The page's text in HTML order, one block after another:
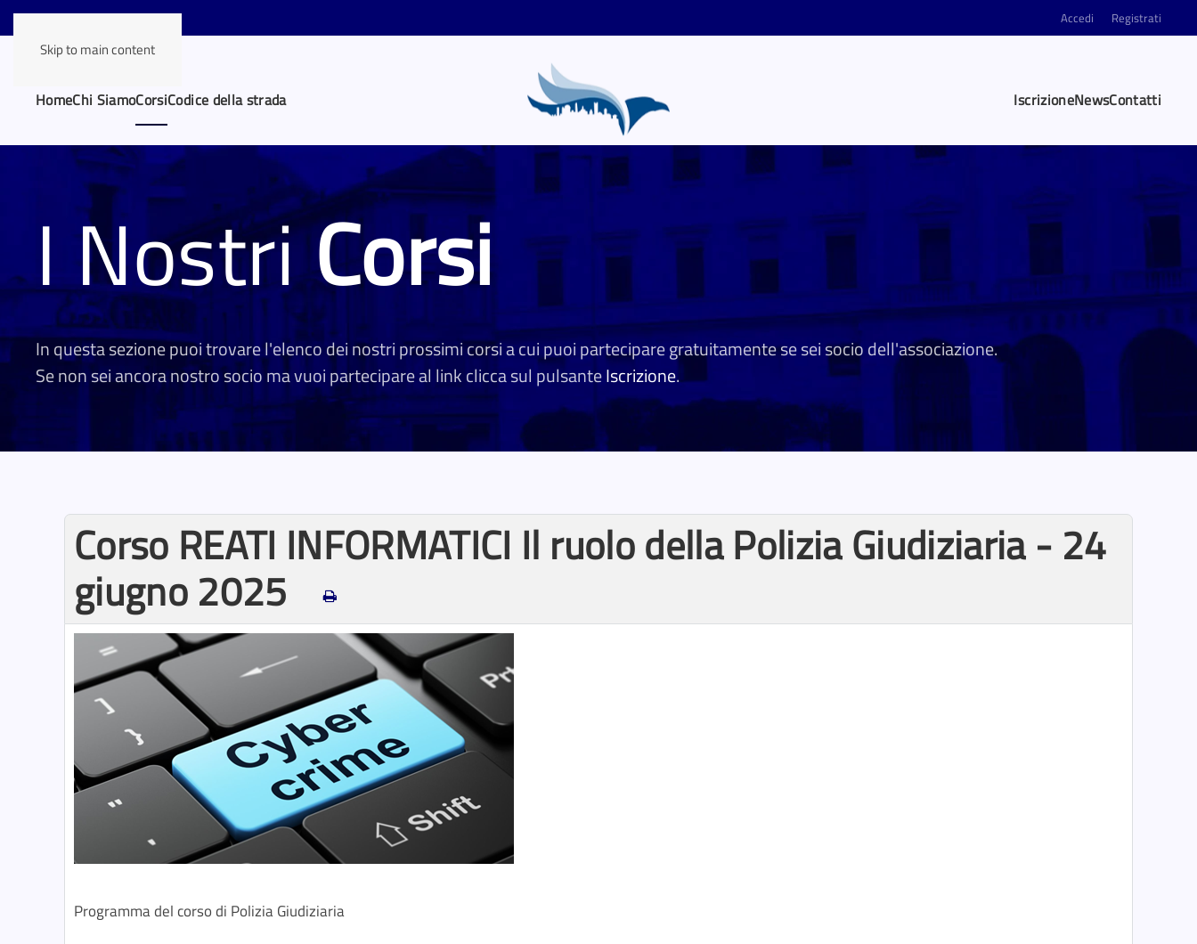
Skip to main content
Accedi Registrati
HomeChi SiamoCorsiCodice della strada IscrizioneNewsContatti
I NostriCorsi
In questa sezione puoi trovare l'elenco dei nostri prossimi corsi a cui puoi partecipare gratuitamente se sei socio dell'associazione.
Se non sei ancora nostro socio ma vuoi partecipare al link clicca sul pulsanteIscrizione.
Corso REATI INFORMATICI Il ruolo della Polizia Giudiziaria - 24
giugno 2025
Programma del corso di Polizia Giudiziaria